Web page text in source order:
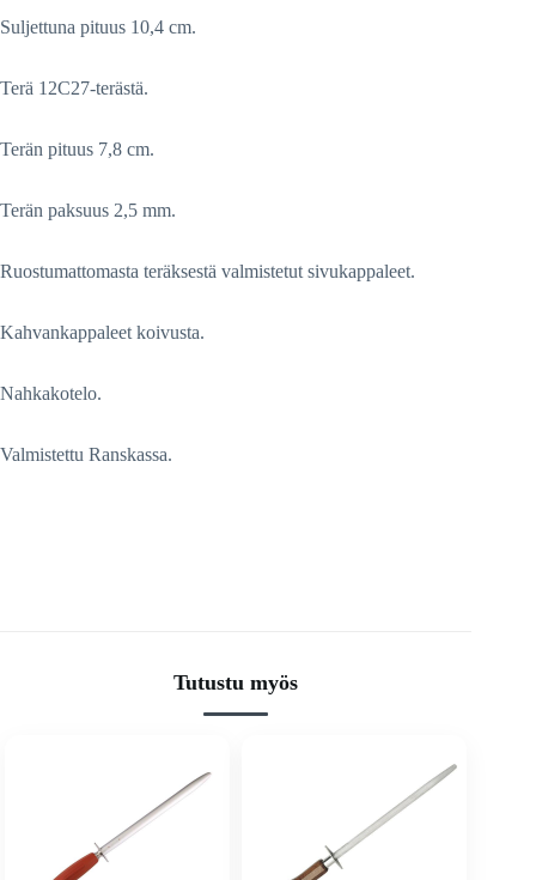
Suljettuna pituus 10,4 cm.
Terä 12C27-terästä.
Terän pituus 7,8 cm.
Terän paksuus 2,5 mm.
Ruostumattomasta teräksestä valmistetut sivukappaleet.
Kahvankappaleet koivusta.
Nahkakotelo.
Valmistettu Ranskassa.
Tutustu myös